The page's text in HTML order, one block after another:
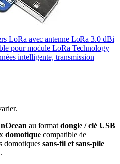
LoRa avec antenne LoRa 3.0 dBi
pour module LoRa Technology
intelligente, transmission
au format dongle / clé USB
domotique compatible de
domotiques sans-fil et sans-pile
.